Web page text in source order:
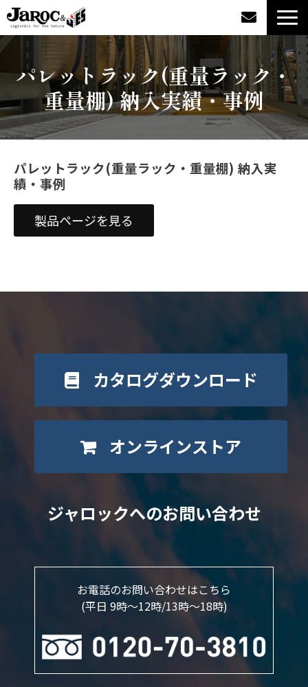
製品情報
企業情報
カタログダウンロード
ジャロックコラム
オンラインショップ
パレットラック(重量ラック・
重量棚) 納入実績・事例
パレットラック(重量ラック・重量棚) 納入実
績・事例
製品ページを見る
カタログダウンロード
オンラインストア
ジャロックへのお問い合わせ
お電話のお問い合わせはこちら
(平日 9時～12時/13時〜18時)